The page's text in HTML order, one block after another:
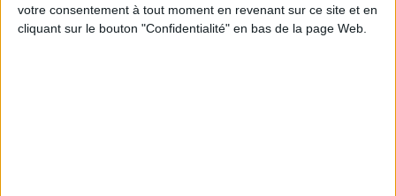
votre consentement à tout moment en revenant sur ce site et en
cliquant sur le bouton "Confidentialité" en bas de la page Web.